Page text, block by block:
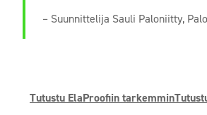
– Suunnittelija Sauli Paloniitty,
Tutustu ElaProofiin tarkemmin